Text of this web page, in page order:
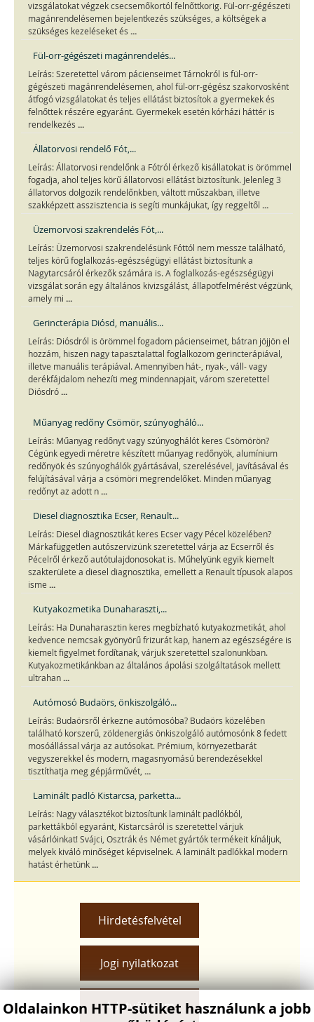
vizsgálatokat végzek csecsemőkortól felnőttkorig. Fül-orr-gégészeti
magánrendelésemen bejelentkezés szükséges, a költségek a
szükséges kezeléseket és ...
Fül-orr-gégészeti magánrendelés...
Leírás: Szeretettel várom pácienseimet Tárnokról is fül-orr-
gégészeti magánrendelésemen, ahol fül-orr-gégész szakorvosként
átfogó vizsgálatokat és teljes ellátást biztosítok a gyermekek és
felnőttek részére egyaránt. Gyermekek esetén kórházi háttér is
rendelkezés ...
Állatorvosi rendelő Fót,...
Leírás: Állatorvosi rendelőnk a Fótról érkező kisállatokat is örömmel
fogadja, ahol teljes körű állatorvosi ellátást biztosítunk. Jelenleg 3
állatorvos dolgozik rendelőnkben, váltott műszakban, illetve
szakképzett asszisztencia is segíti munkájukat, így reggeltől ...
Üzemorvosi szakrendelés Fót,...
Leírás: Üzemorvosi szakrendelésünk Fóttól nem messze található,
teljes körű foglalkozás-egészségügyi ellátást biztosítunk a
Nagytarcsáról érkezők számára is. A foglalkozás-egészségügyi
vizsgálat során egy általános kivizsgálást, állapotfelmérést végzünk,
amely mi ...
Gerincterápia Diósd, manuális...
Leírás: Diósdról is örömmel fogadom pácienseimet, bátran jöjjön el
hozzám, hiszen nagy tapasztalattal foglalkozom gerincterápiával,
illetve manuális terápiával. Amennyiben hát-, nyak-, váll- vagy
derékfájdalom nehezíti meg mindennapjait, várom szeretettel
Diósdró ...
Műanyag redőny Csömör, szúnyogháló...
Leírás: Műanyag redőnyt vagy szúnyoghálót keres Csömörön?
Cégünk egyedi méretre készített műanyag redőnyök, alumínium
redőnyök és szúnyoghálók gyártásával, szerelésével, javításával és
felújításával várja a csömöri megrendelőket. Minden műanyag
redőnyt az adott n ...
Diesel diagnosztika Ecser, Renault...
Leírás: Diesel diagnosztikát keres Ecser vagy Pécel közelében?
Márkafüggetlen autószervizünk szeretettel várja az Ecserről és
Pécelről érkező autótulajdonosokat is. Műhelyünk egyik kiemelt
szakterülete a diesel diagnosztika, emellett a Renault típusok alapos
isme ...
Kutyakozmetika Dunaharaszti,...
Leírás: Ha Dunaharasztin keres megbízható kutyakozmetikát, ahol
kedvence nemcsak gyönyörű frizurát kap, hanem az egészségére is
kiemelt figyelmet fordítanak, várjuk szeretettel szalonunkban.
Kutyakozmetikánkban az általános ápolási szolgáltatások mellett
ultrahan ...
Autómosó Budaörs, önkiszolgáló...
Leírás: Budaörsről érkezne autómosóba? Budaörs közelében
található korszerű, zöldenergiás önkiszolgáló autómosónk 8 fedett
mosóállással várja az autósokat. Prémium, környezetbarát
vegyszerekkel és modern, magasnyomású berendezésekkel
tisztíthatja meg gépjárművét, ...
Laminált padló Kistarcsa, parketta...
Leírás: Nagy választékot biztosítunk laminált padlókból,
parkettákból egyaránt, Kistarcsáról is szeretettel várjuk
vásárlóinkat! Svájci, Osztrák és Német gyártók termékeit kínáljuk,
melyek kiváló minőséget képviselnek. A laminált padlókkal modern
hatást érhetünk ...
Hirdetésfelvétel
Jogi nyilatkozat
Adatvédelem
Oldalainkon HTTP-sütiket használunk a jobb